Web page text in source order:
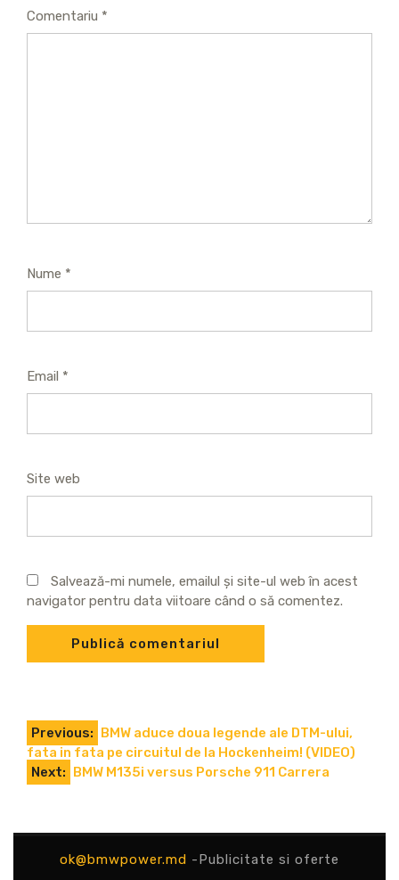
Comentariu *
Nume *
Email *
Site web
Salvează-mi numele, emailul și site-ul web în acest
navigator pentru data viitoare când o să comentez.
Navigare
în
Previous: BMW aduce doua legende ale DTM-ului,
fata in fata pe circuitul de la Hockenheim! (VIDEO)
Next: BMW M135i versus Porsche 911 Carrera
ok@bmwpower.md -Publicitate si oferte